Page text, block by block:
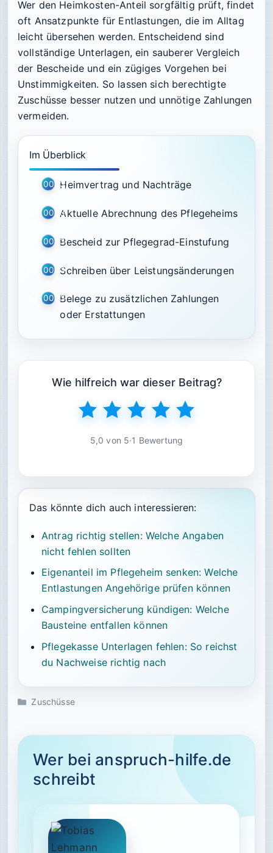
Wer den Heimkosten-Anteil sorgfältig prüft, findet
oft Ansatzpunkte für Entlastungen, die im Alltag
leicht übersehen werden. Entscheidend sind
vollständige Unterlagen, ein sauberer Vergleich
der Bescheide und ein zügiges Vorgehen bei
Unstimmigkeiten. So lassen sich berechtigte
Zuschüsse besser nutzen und unnötige Zahlungen
vermeiden.
Im Überblick
Heimvertrag und Nachträge
Aktuelle Abrechnung des Pflegeheims
Bescheid zur Pflegegrad-Einstufung
Schreiben über Leistungsänderungen
Belege zu zusätzlichen Zahlungen
oder Erstattungen
Wie hilfreich war dieser Beitrag?
5,0 von 5·1 Bewertung
Das könnte dich auch interessieren:
Antrag richtig stellen: Welche Angaben
nicht fehlen sollten
Eigenanteil im Pflegeheim senken: Welche
Entlastungen Angehörige prüfen können
Campingversicherung kündigen: Welche
Bausteine entfallen können
Pflegekasse Unterlagen fehlen: So reichst
du Nachweise richtig nach
Kategorien
Zuschüsse
Wer bei anspruch-hilfe.de
schreibt